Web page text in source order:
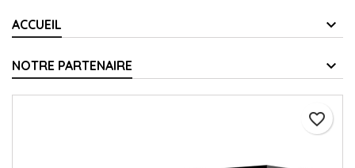
ACCUEIL
NOTRE PARTENAIRE
favorite_border